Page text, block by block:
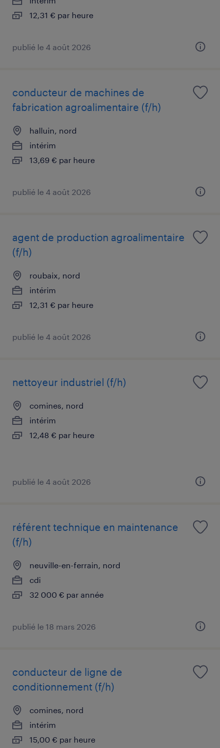
12,31 € par heure
publié le 4 août 2026
conducteur de machines de
fabrication agroalimentaire (f/h)
halluin, nord
intérim
13,69 € par heure
publié le 4 août 2026
agent de production agroalimentaire
(f/h)
roubaix, nord
intérim
12,31 € par heure
publié le 4 août 2026
nettoyeur industriel (f/h)
comines, nord
intérim
12,48 € par heure
publié le 4 août 2026
référent technique en maintenance
(f/h)
neuville-en-ferrain, nord
cdi
32 000 € par année
publié le 18 mars 2026
conducteur de ligne de
conditionnement (f/h)
comines, nord
intérim
15,00 € par heure